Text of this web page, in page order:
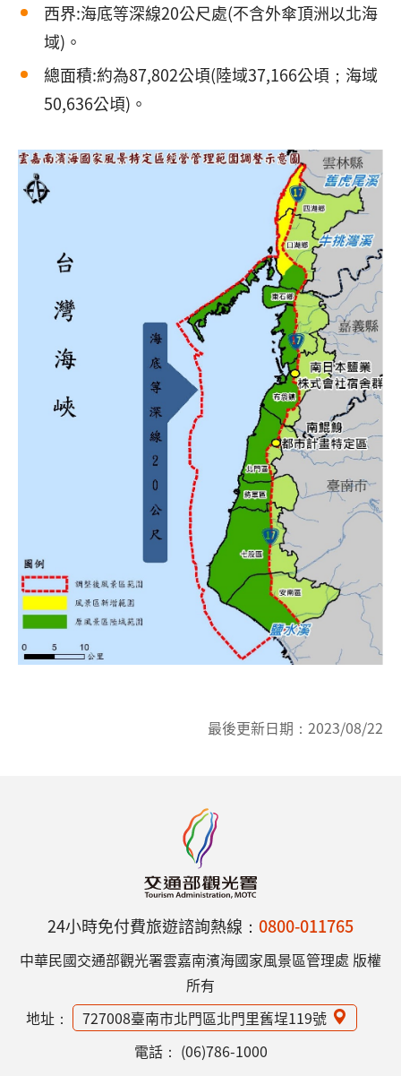
西界:海底等深線20公尺處(不含外傘頂洲以北海
域)。
總面積:約為87,802公頃(陸域37,166公頃；海域
50,636公頃)。
最後更新日期： 2023/08/22
24小時免付費旅遊諮詢熱線： 0800-011765
中華民國交通部觀光署雲嘉南濱海國家風景區管理處 版權
所有
地址：
727008臺南市北門區北門里舊埕119號
電話： (06)786-1000